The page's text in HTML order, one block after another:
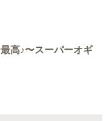
高♪〜スーパーオギ